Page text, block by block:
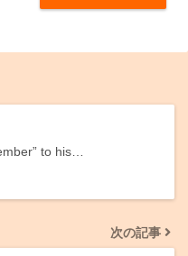
to his…
次の記事